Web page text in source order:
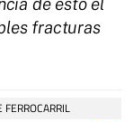
fracturas
FERROCARRIL